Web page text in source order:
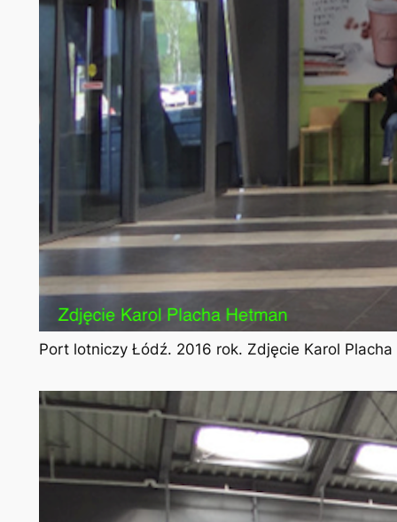
Port lotniczy Łódź. 2016 rok. Zdjęcie Karol